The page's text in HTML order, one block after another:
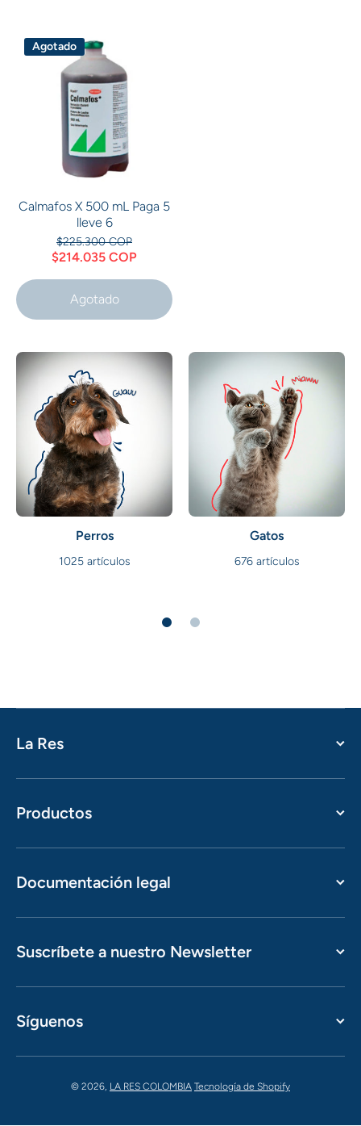
Agotado
Calmafos X 500 mL Paga 5
lleve 6
$225.300 COP
$214.035 COP
Agotado
Perros
1025 artículos
Gatos
676 artículos
La Res
Productos
Documentación legal
Suscríbete a nuestro Newsletter
Síguenos
© 2026, LA RES COLOMBIA Tecnología de Shopify